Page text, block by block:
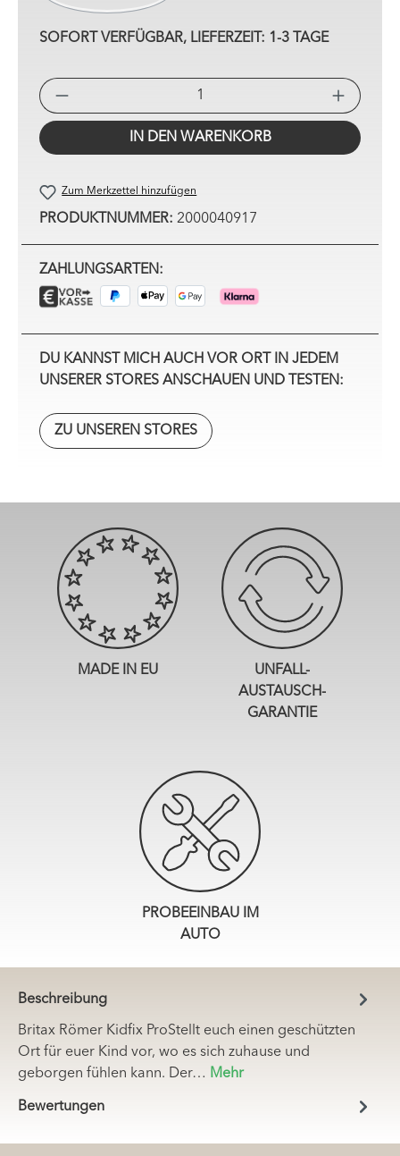
SOFORT VERFÜGBAR, LIEFERZEIT: 1-3 TAGE
IN DEN WARENKORB
Zum Merkzettel hinzufügen
PRODUKTNUMMER: 2000040917
ZAHLUNGSARTEN:
DU KANNST MICH AUCH VOR ORT IN JEDEM
UNSERER STORES ANSCHAUEN UND TESTEN:
ZU UNSEREN STORES
MADE IN EU
UNFALL-
AUSTAUSCH-
GARANTIE
PROBEEINBAU IM
AUTO
Beschreibung
Britax Römer Kidfix ProStellt euch einen geschützten
Ort für euer Kind vor, wo es sich zuhause und
geborgen fühlen kann. Der… Mehr
Bewertungen